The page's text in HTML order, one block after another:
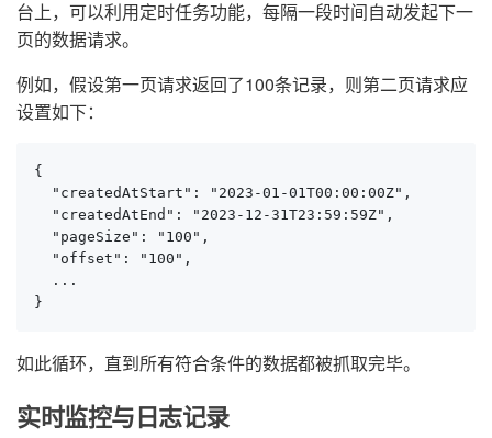
台上，可以利用定时任务功能，每隔一段时间自动发起下一
页的数据请求。
例如，假设第一页请求返回了100条记录，则第二页请求应
设置如下：
{
  "createdAtStart": "2023-01-01T00:00:00Z",
  "createdAtEnd": "2023-12-31T23:59:59Z",
  "pageSize": "100",
  "offset": "100",
  ...
}
如此循环，直到所有符合条件的数据都被抓取完毕。
实时监控与日志记录